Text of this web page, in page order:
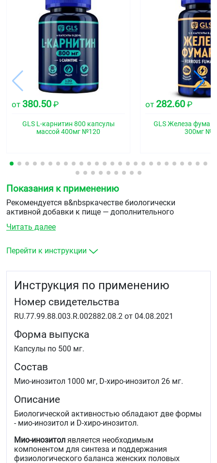
от 380.50 ₽
GLS L-карнитин 800 капсулы
массой 400мг №120
от 282.60 ₽
GLS Железа
300мг
Показания к применению
Рекомендуется в&nbspкачестве биологически
активной добавки к пище — дополнительного
Читать далее
Перейти к инструкции
Инструкция по применению
Номер свидетельства
RU.77.99.88.003.R.002882.08.2 от 04.08.2021
Форма выпуска
Капсулы по 500 мг.
Состав
Мио-инозитол 1000 мг, D-хиро-инозитол 26 мг.
Описание
Биологической активностью обладают две формы
- мио-инозитол и D-хиро-инозитол.
Мио-инозитол является необходимым
компонентом для синтеза и поддержания
физиологического баланса женских половых